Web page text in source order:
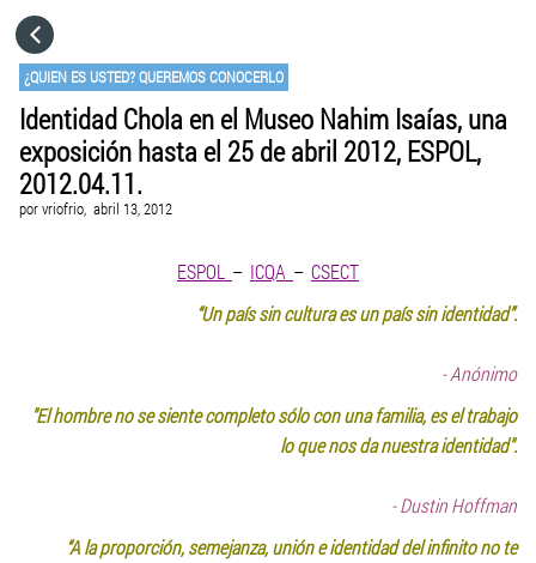
¿QUIEN ES USTED? QUEREMOS CONOCERLO
Identidad Chola en el Museo Nahim Isaías, una
exposición hasta el 25 de abril 2012, ESPOL,
2012.04.11.
porvriofrio, abril 13, 2012
ESPOL – ICQA – CSECT
“Un país sin cultura es un país sin identidad”.
- Anónimo
"El hombre no se siente completo sólo con una familia, es el trabajo
lo que nos da nuestra identidad".
- Dustin Hoffman
“A la proporción, semejanza, unión e identidad del infinito no te
CATEGORÍAS
VISITA EL SITIO WEB